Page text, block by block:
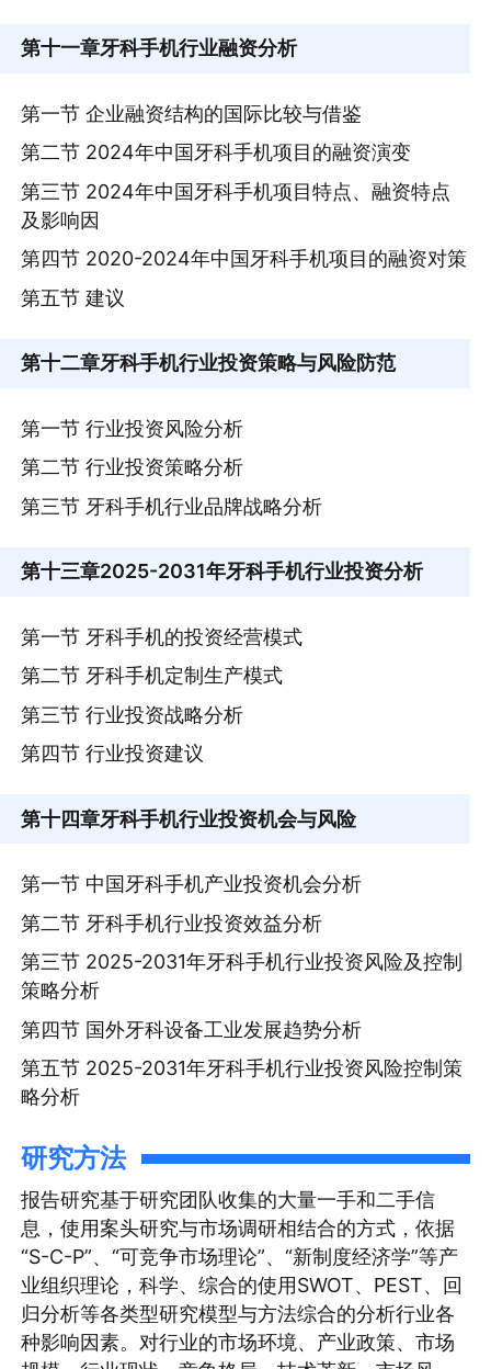
第十一章牙科手机行业融资分析
第一节 企业融资结构的国际比较与借鉴
第二节 2024年中国牙科手机项目的融资演变
第三节 2024年中国牙科手机项目特点、融资特点
及影响因
第四节 2020-2024年中国牙科手机项目的融资对策
第五节 建议
第十二章牙科手机行业投资策略与风险防范
第一节 行业投资风险分析
第二节 行业投资策略分析
第三节 牙科手机行业品牌战略分析
第十三章2025-2031年牙科手机行业投资分析
第一节 牙科手机的投资经营模式
第二节 牙科手机定制生产模式
第三节 行业投资战略分析
第四节 行业投资建议
第十四章牙科手机行业投资机会与风险
第一节 中国牙科手机产业投资机会分析
第二节 牙科手机行业投资效益分析
第三节 2025-2031年牙科手机行业投资风险及控制
策略分析
第四节 国外牙科设备工业发展趋势分析
第五节 2025-2031年牙科手机行业投资风险控制策
略分析
研究方法
报告研究基于研究团队收集的大量一手和二手信
息，使用案头研究与市场调研相结合的方式，依据
“S-C-P”、“可竞争市场理论”、“新制度经济学”等产
业组织理论，科学、综合的使用SWOT、PEST、回
归分析等各类型研究模型与方法综合的分析行业各
种影响因素。对行业的市场环境、产业政策、市场